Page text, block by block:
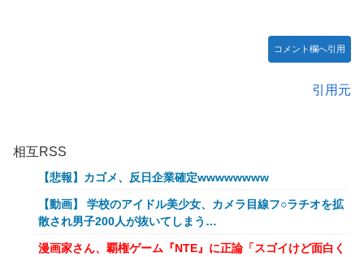
コメント欄へ引用
引用元
相互RSS
【悲報】カゴメ、反日企業確定wwwwwwww
【動画】 学校のアイドル美少女、カメラ目線フ○ラチオを拡
散され男子200人が抜いてしまう…
漫画家さん、覇権ゲーム『NTE』に正論「スゴイけど面白く